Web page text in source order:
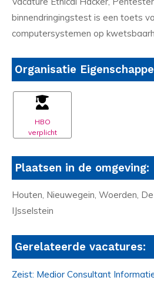
binnendringingstest is een toets
computersystemen op
Organisatie
HBO
verplicht
Plaatsen in de omgeving:
Houten, Nieuwegein, Woerden,
IJsselstein
Gerelateerde vacatures:
Zeist: Medior Consultant